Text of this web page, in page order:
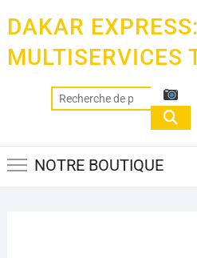
content
DAKAR
MULTISERVICES
pour :
NOTRE BOUTIQUE